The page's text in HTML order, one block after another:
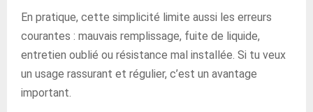
En pratique, cette simplicité limite aussi les erreurs
courantes : mauvais remplissage, fuite de liquide,
entretien oublié ou résistance mal installée. Si tu veux
un usage rassurant et régulier, c’est un avantage
important.